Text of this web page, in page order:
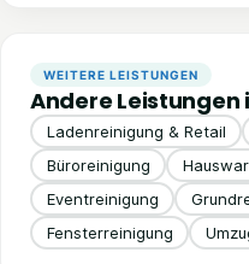
WEITERE LEISTUNGEN
Andere Leistungen
Ladenreinigung & Retail
Büroreinigung
Eventreinigung
Fensterreinigung